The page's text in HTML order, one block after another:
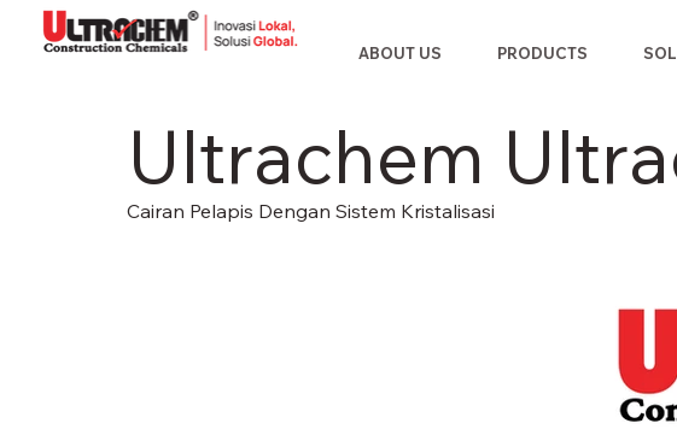
ABOUT US PRODUCTS
Ultrachem
Cairan Pelapis Dengan Sistem Kristalisasi